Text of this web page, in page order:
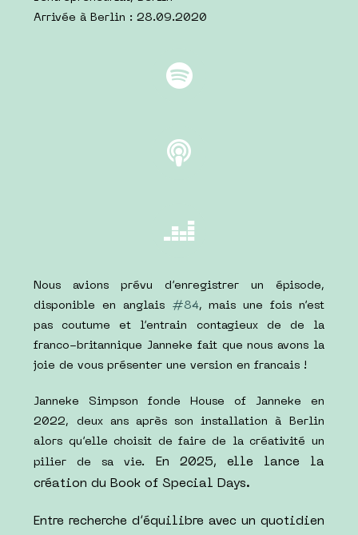
Arrivée à Berlin : 28.09.2020
Nous avions prévu d’enregistrer un épisode,
disponible en anglais
#84, mais une fois n’est
pas coutume et l’entrain contagieux de de la
franco-britannique Janneke fait que nous avons la
joie de vous présenter une version en francais !
Janneke Simpson fonde House of Janneke en
2022, deux ans après son installation à Berlin
alors qu’elle choisit de faire de la créativité un
pilier de sa vie. En 2025, elle lance la
création du Book of Special Days.
Entre recherche d’équilibre avec un quotidien